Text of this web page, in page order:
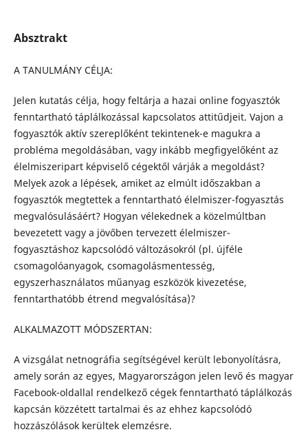
Absztrakt
A TANULMÁNY CÉLJA:
Jelen kutatás célja, hogy feltárja a hazai online fogyasztók
fenntartható táplálkozással kapcsolatos attitűdjeit. Vajon a
fogyasztók aktív szereplőként tekintenek-e magukra a
probléma megoldásában, vagy inkább megfigyelőként az
élelmiszeripart képviselő cégektől várják a megoldást?
Melyek azok a lépések, amiket az elmúlt időszakban a
fogyasztók megtettek a fenntartható élelmiszer-fogyasztás
megvalósulásáért? Hogyan vélekednek a közelmúltban
bevezetett vagy a jövőben tervezett élelmiszer-
fogyasztáshoz kapcsolódó változásokról (pl. újféle
csomagolóanyagok, csomagolásmentesség,
egyszerhasználatos műanyag eszközök kivezetése,
fenntarthatóbb étrend megvalósítása)?
ALKALMAZOTT MÓDSZERTAN:
A vizsgálat netnográfia segítségével került lebonyolításra,
amely során az egyes, Magyarországon jelen levő és magyar
Facebook-oldallal rendelkező cégek fenntartható táplálkozás
kapcsán közzétett tartalmai és az ehhez kapcsolódó
hozzászólások kerültek elemzésre.